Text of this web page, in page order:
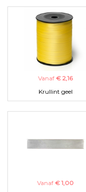
Vanaf € 2,16
Krullint geel
Vanaf € 1,00